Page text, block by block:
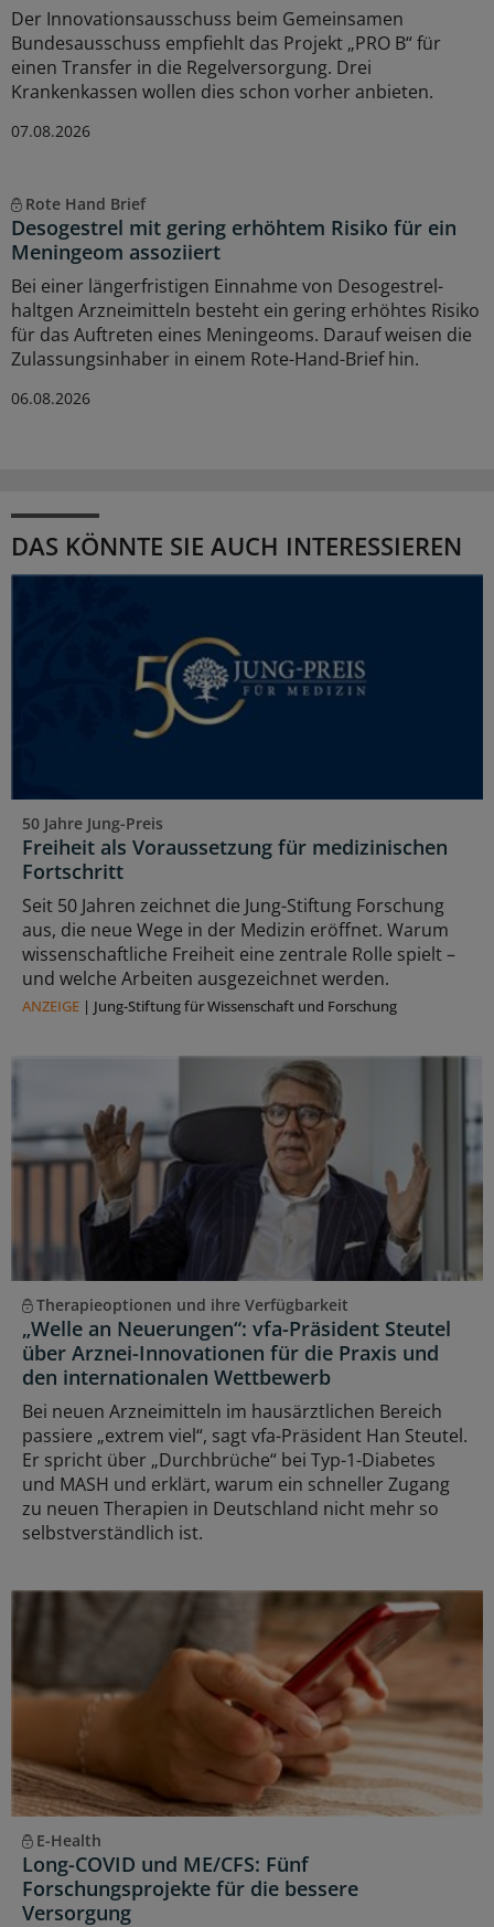
Der Innovationsausschuss beim Gemeinsamen
Bundesausschuss empfiehlt das Projekt „PRO B“ für
einen Transfer in die Regelversorgung. Drei
Krankenkassen wollen dies schon vorher anbieten.
07.08.2026
Rote Hand Brief
Desogestrel mit gering erhöhtem Risiko für ein
Meningeom assoziiert
Bei einer längerfristigen Einnahme von Desogestrel-
haltgen Arzneimitteln besteht ein gering erhöhtes Risiko
für das Auftreten eines Meningeoms. Darauf weisen die
Zulassungsinhaber in einem Rote-Hand-Brief hin.
06.08.2026
DAS KÖNNTE SIE AUCH INTERESSIEREN
50 Jahre Jung-Preis
Freiheit als Voraussetzung für medizinischen
Fortschritt
Seit 50 Jahren zeichnet die Jung-Stiftung Forschung
aus, die neue Wege in der Medizin eröffnet. Warum
wissenschaftliche Freiheit eine zentrale Rolle spielt –
und welche Arbeiten ausgezeichnet werden.
ANZEIGE | Jung-Stiftung für Wissenschaft und Forschung
Therapieoptionen und ihre Verfügbarkeit
„Welle an Neuerungen“: vfa-Präsident Steutel
über Arznei-Innovationen für die Praxis und
den internationalen Wettbewerb
Bei neuen Arzneimitteln im hausärztlichen Bereich
passiere „extrem viel“, sagt vfa-Präsident Han Steutel.
Er spricht über „Durchbrüche“ bei Typ-1-Diabetes
und MASH und erklärt, warum ein schneller Zugang
zu neuen Therapien in Deutschland nicht mehr so
selbstverständlich ist.
E-Health
Long-COVID und ME/CFS: Fünf
Forschungsprojekte für die bessere
Versorgung